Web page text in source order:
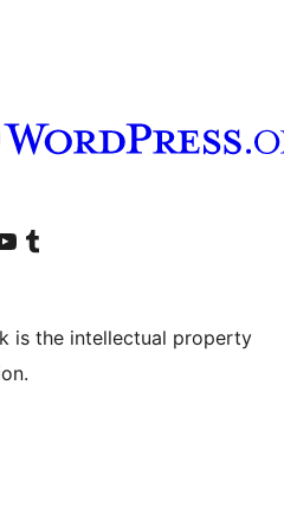
accountaccount
our YouTube channel
Visit our Tumblr account
is the intellectual property